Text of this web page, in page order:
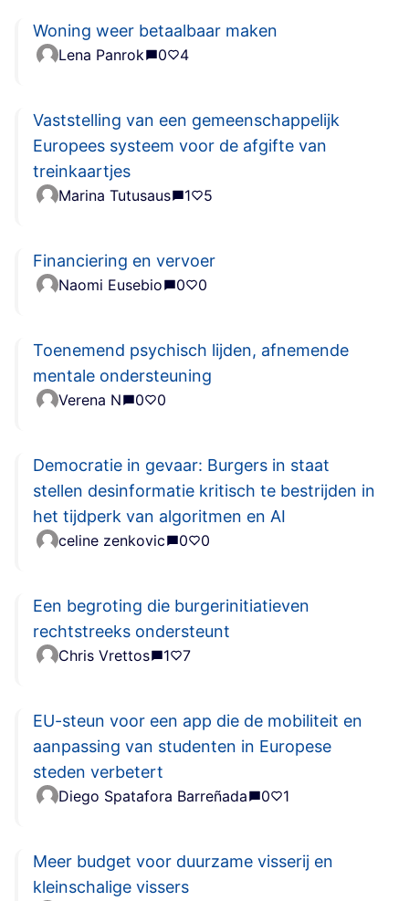
Woning weer betaalbaar maken
Lena Panrok 0 4
Vaststelling van een gemeenschappelijk
Europees systeem voor de afgifte van
treinkaartjes
Marina Tutusaus 1 5
Financiering en vervoer
Naomi Eusebio 0 0
Toenemend psychisch lijden, afnemende
mentale ondersteuning
Verena N 0 0
Democratie in gevaar: Burgers in staat
stellen desinformatie kritisch te bestrijden in
het tijdperk van algoritmen en AI
celine zenkovic 0 0
Een begroting die burgerinitiatieven
rechtstreeks ondersteunt
Chris Vrettos 1 7
EU-steun voor een app die de mobiliteit en
aanpassing van studenten in Europese
steden verbetert
Diego Spatafora Barreñada 0 1
Meer budget voor duurzame visserij en
kleinschalige vissers